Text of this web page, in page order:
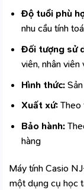
Độ tuổi phù
nhu cầu tính
Đối tượng sử
viên, nhân
Hình thức:Sản
Xuất xứ:Theo
Bảo hành:
hàng
Máy tính Casio
một dụng cụ học